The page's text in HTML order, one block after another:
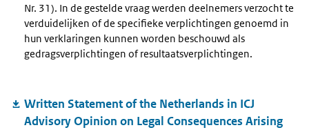
Nr. 31). In de gestelde vraag werden deelnemers verzocht te
verduidelijken of de specifieke verplichtingen genoemd in
hun verklaringen kunnen worden beschouwd als
gedragsverplichtingen of resultaatsverplichtingen.
Written Statement of the Netherlands in ICJ
Advisory Opinion on Legal Consequences Arising